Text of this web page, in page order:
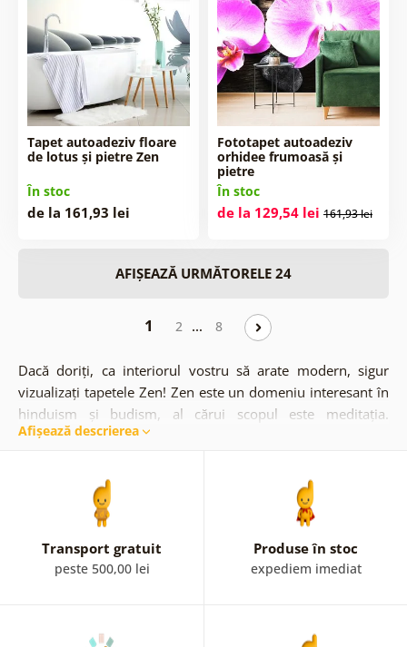
Tapet autoadeziv floare
de lotus și pietre Zen
În stoc
de la 161,93 lei
Fototapet autoadeziv
orhidee frumoasă și
pietre
În stoc
de la 129,54 lei 161,93 lei
AFIȘEAZĂ URMĂTORELE 24
1 2 … 8
Dacă doriți, ca interiorul vostru să arate modern, sigur
vizualizați tapetele Zen! Zen este un domeniu interesant în
hinduism și budism, al cărui scopul este meditația.
Tapetele cu tematică Zen vor aduce spațiului vostru o
baia voastră! Vor mângâia sufletul, trupul și mintea
voastră. Tapetele Zen sunt asociate cu
, de exemplu cu
sau abstracteși
Afișează descrierea
Transport gratuit
peste 500,00 lei
Produse în stoc
expediem imediat